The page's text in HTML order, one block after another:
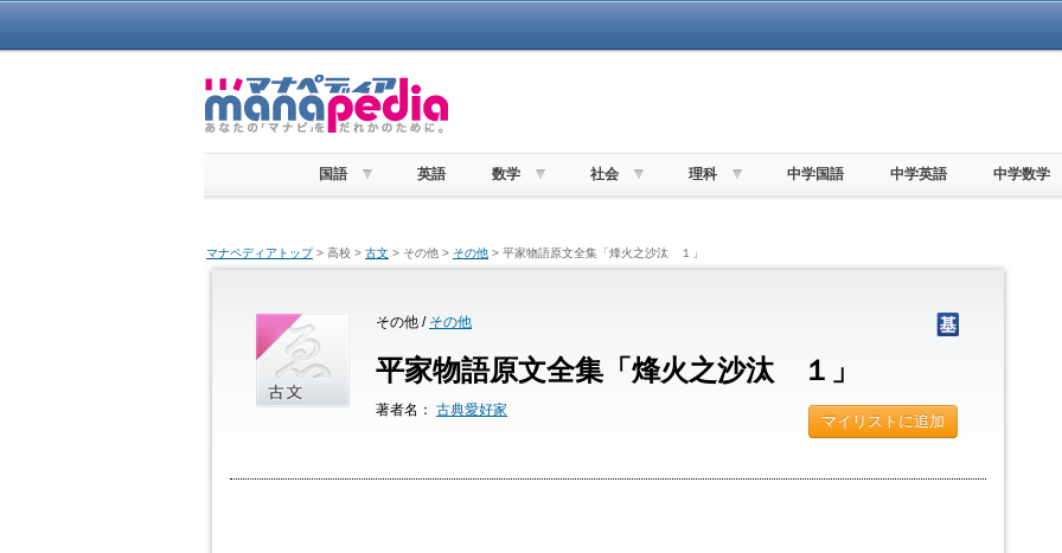
国語 英語 数学 社会 理科 中学国語 中学英語 中学数学
マナペディアトップ> 高校 > 古文 > その他 > その他 > 平家物語原文全集「烽火之沙汰 １」
その他 / その他
平家物語原文全集「烽火之沙汰 １」
著者名： 古典愛好家
マイリストに追加